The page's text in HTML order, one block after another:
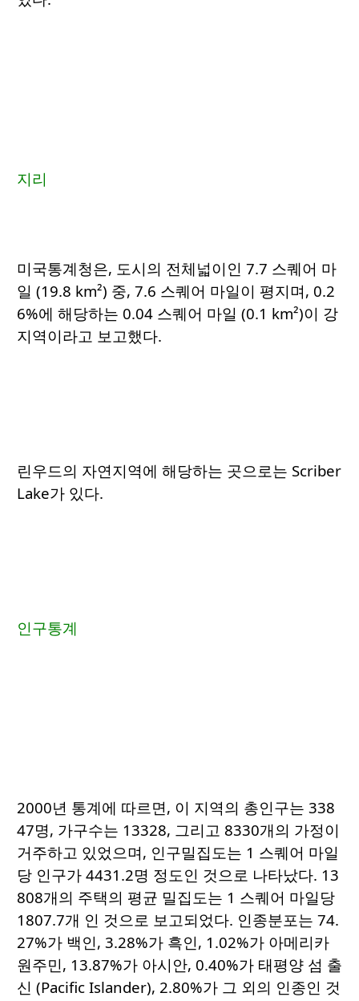
지리
미국통계청은, 도시의 전체넓이인 7.7 스퀘어 마
일 (19.8 km²) 중, 7.6 스퀘어 마일이 평지며, 0.2
6%에 해당하는 0.04 스퀘어 마일 (0.1 km²)이 강
지역이라고 보고했다.
린우드의 자연지역에 해당하는 곳으로는 Scriber
Lake가 있다.
인구통계
2000년 통계에 따르면, 이 지역의 총인구는 338
47명, 가구수는 13328, 그리고 8330개의 가정이
거주하고 있었으며, 인구밀집도는 1 스퀘어 마일
당 인구가 4431.2명 정도인 것으로 나타났다. 13
808개의 주택의 평균 밀집도는 1 스퀘어 마일당
1807.7개 인 것으로 보고되었다. 인종분포는 74.
27%가 백인, 3.28%가 흑인, 1.02%가 아메리카
원주민, 13.87%가 아시안, 0.40%가 태평양 섬 출
신 (Pacific Islander), 2.80%가 그 외의 인종인 것